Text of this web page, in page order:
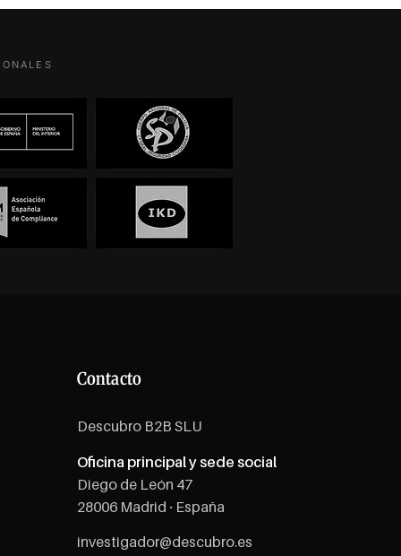
Contacto
Descubro B2B SLU
Oficina principal y sede social
Diego de León 47
28006 Madrid · España
investigador@descubro.es